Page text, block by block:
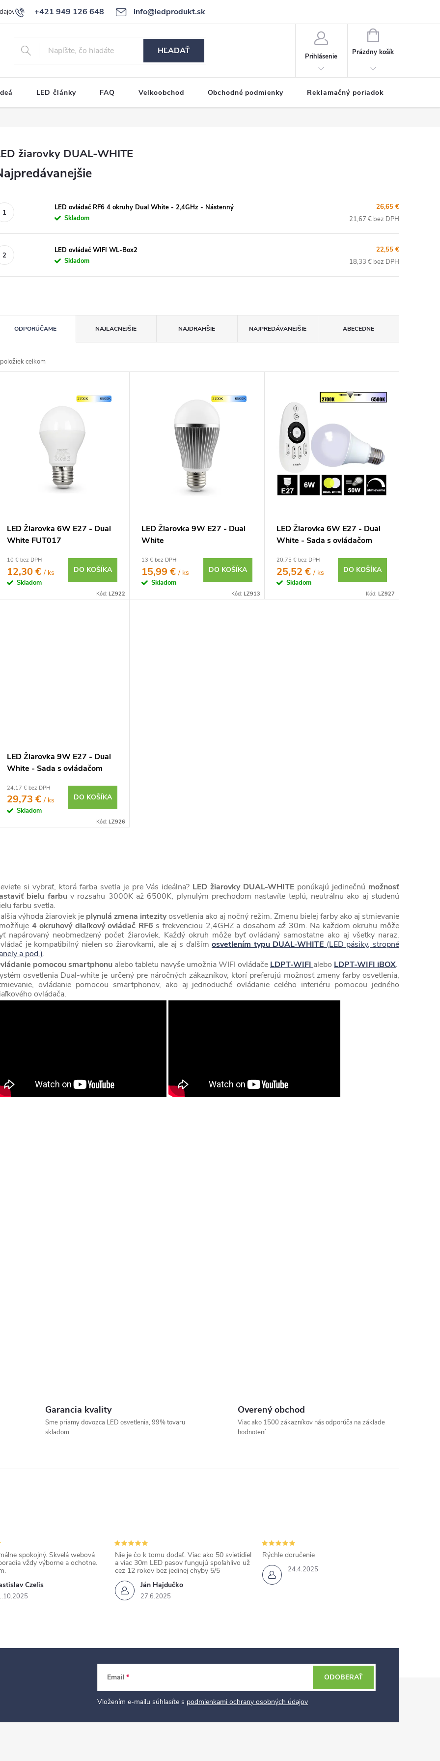
+421 949 126 648 info@ledprodukt.sk
Reklamačný poriadok
HĽADAŤ
Prihlásenie
NÁKUPNÝ
KOŠÍK
Prázdny košík
LED články FAQ Veľkoobchod Obchodné podmienky Reklamačný poriadok
žiarovky DUAL-WHITE
LED ovládač RF6 4 okruhy Dual White - 2,4GHz - Nástenný
Skladom
26,65 €
21,67 € bez DPH
LED ovládač WIFI WL-Box2
Skladom
22,55 €
18,33 € bez DPH
ODPORÚČAME NAJLACNEJŠIE NAJDRAHŠIE NAJPREDÁVANEJŠIE ABECEDNE
položiek celkom
LED Žiarovka 6W E27 - Dual
White FUT017
10 € bez DPH
12,30 €/ ks
Skladom
DO KOŠÍKA
Kód:LZ922
LED Žiarovka 9W E27 - Dual
White
13 € bez DPH
15,99 €/ ks
Skladom
DO KOŠÍKA
Kód: LZ913
LED Žiarovka 6W E27 - Dual
White - Sada s ovládačom
20,75 € bez DPH
25,52 €/ ks
Skladom
DO KOŠÍKA
Kód: LZ927
LED Žiarovka 9W E27 - Dual
White - Sada s ovládačom
24,17 € bez DPH
29,73 €/ ks
Skladom
DO KOŠÍKA
Kód:LZ926
si vybrať, ktorá farba svetla je pre Vás ideálna? LED žiarovky DUAL-WHITE ponúkajú jedinečnú možnosť
bielu farbuv rozsahu 3000K až 6500K, plynulým prechodom nastavíte teplú, neutrálnu ako aj studenú
farbu svetla.
výhoda žiaroviek je plynulá zmena intezityosvetlenia ako aj nočný režim. Zmenu bielej farby ako aj stmievanie
4 okruhový diaľkový ovládač RF6 s frekvenciou 2,4GHZ a dosahom až 30m. Na každom okruhu môže
napárovaný neobmedzený počet žiaroviek. Každý okruh môže byť ovládaný samostatne ako aj všetky naraz.
je kompatibilný nielen so žiarovkami, ale aj s ďalšímosvetlením typu DUAL-WHITE (LED pásiky, stropné
a pod.).
pomocou smartphonu alebo tabletu navyše umožnia WIFI ovládače LDPT-WIFI alebo LDPT-WIFI iBOX.
osvetlenia Dual-white je určený pre náročných zákazníkov, ktorí preferujú možnosť zmeny farby osvetlenia,
ovládanie pomocou smartphonov, ako aj jednoduché ovládanie celého interiéru pomocou jedného
ovládača.
Garancia kvality
Sme priamy dovozca LED osvetlenia, 99% tovaru
skladom
Overený obchod
Viac ako 1500 zákazníkov nás odporúča na základe
hodnotení
Czelis
spokojný. Skvelá webová
vždy výborne a ochotne.
Ján Hajdučko
27.6.2025
Nie je čo k tomu dodať. Viac ako 50 svietidiel
a viac 30m LED pasov fungujú spoľahlivo už
cez 12 rokov bez jedinej chyby 5/5
24.4.2025
Rýchle doručenie
Email
Vložením e-mailu súhlasíte s podmienkami ochrany osobných údajov
ODOBERAŤ